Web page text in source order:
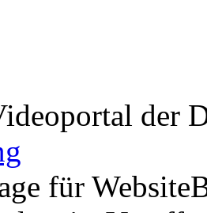
der
für